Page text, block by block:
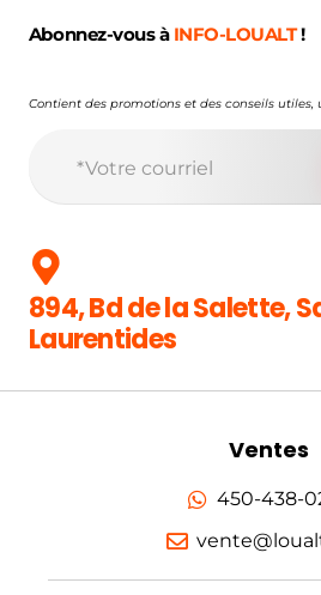
Abonnez-vous à INFO-LOUALT!
Contient des promotions et des conseils utiles,
894, Bd de la Salette,
Laurentides
Ventes
450-438-